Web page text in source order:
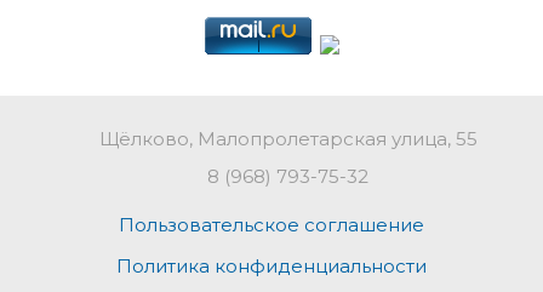
Щёлково, Малопролетарская улица, 55
8 (968) 793-75-32
Пользовательское соглашение
Политика конфиденциальности